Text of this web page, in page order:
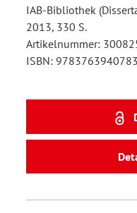
IAB-Bibliothek
2013, 330 S.
Artikelnummer:
ISBN: 9783763940783